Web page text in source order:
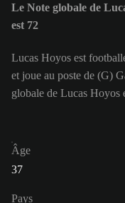
Le Note globale de
est 72
Lucas Hoyos est
et joue au poste de (G)
globale de Lucas Hoyos
Âge
37
Pays